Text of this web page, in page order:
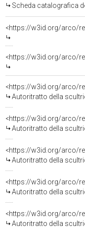
Scheda catalografica
<https://w3id.org/arco/
<https://w3id.org/arco/
<https://w3id.org/arco/
Autoritratto della
<https://w3id.org/arco/
Autoritratto della
<https://w3id.org/arco/
Autoritratto della
<https://w3id.org/arco/
Autoritratto della
<https://w3id.org/arco/
Autoritratto della